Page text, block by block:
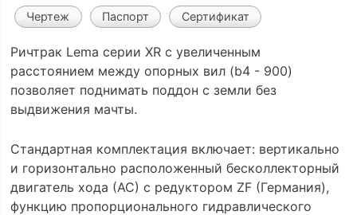
Чертеж Паспорт Сертификат
Ричтрак Lema серии XR с увеличенным
расстоянием между опорных вил (b4 - 900)
позволяет поднимать поддон с земли без
выдвижения мачты.
Стандартная комплектация включает: вертикально
и горизонтально расположенный бесколлекторный
двигатель хода (АС) с редуктором ZF (Германия),
функцию пропорционального гидравлического